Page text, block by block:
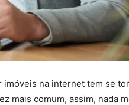
imóveis na internet tem se
mais comum, assim, nada